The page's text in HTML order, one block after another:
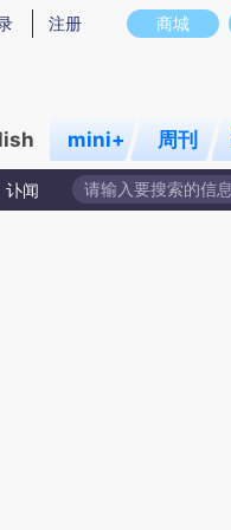
意图存在偏差。不代表财新观
商城
注册
mini+ 周刊
讣闻